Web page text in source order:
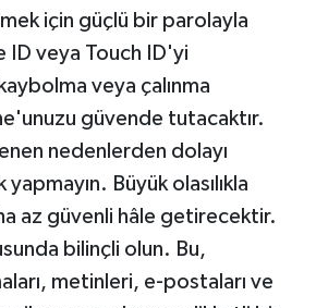
için güçlü bir parolayla
ID veya Touch ID'yi
veya çalınma
güvende tutacaktır.
nedenlerden dolayı
yapmayın. Büyük olasılıkla
az güvenli hâle getirecektir.
bilinçli olun. Bu,
metinleri, e-postaları ve